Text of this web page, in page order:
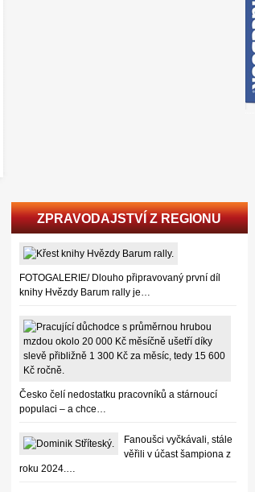
ZPRAVODAJSTVÍ Z REGIONU
FOTOGALERIE/ Dlouho připravovaný první díl
knihy Hvězdy Barum rally je…
Česko čelí nedostatku pracovníků a stárnoucí
populaci – a chce…
Fanoušci vyčkávali, stále
věřili v účast šampiona z
roku 2024.…